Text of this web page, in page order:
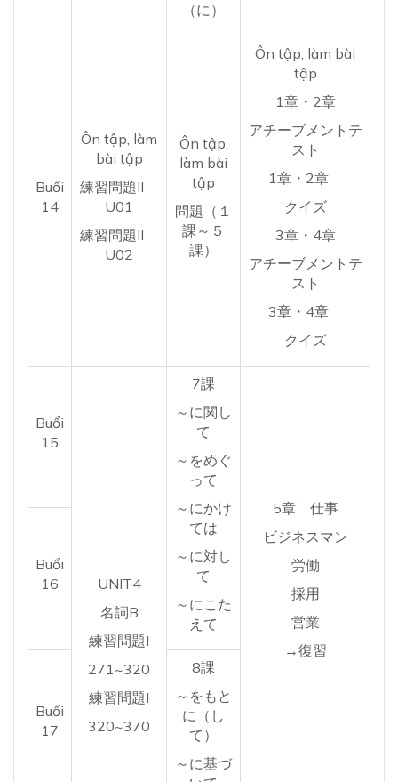
（に）
Buổi
14
Ôn tập, làm
bài tập
練習問題II
U01
練習問題II
U02
Ôn tập,
làm bài
tập
問題（１
課～５
課）
Ôn tập, làm bài
tập
1章・2章
アチーブメントテ
スト
1章・2章
クイズ
3章・4章
アチーブメントテ
スト
3章・4章
クイズ
Buổi
15
UNIT4
名詞B
練習問題I
271~320
練習問題I
320~370
7課
～に関し
て
～をめぐ
って
～にかけ
ては
～に対し
て
～にこた
えて
5章 仕事
ビジネスマン
労働
採用
営業
→復習
Buổi
16
Buổi
17
8課
～をもと
に（し
て）
～に基づ